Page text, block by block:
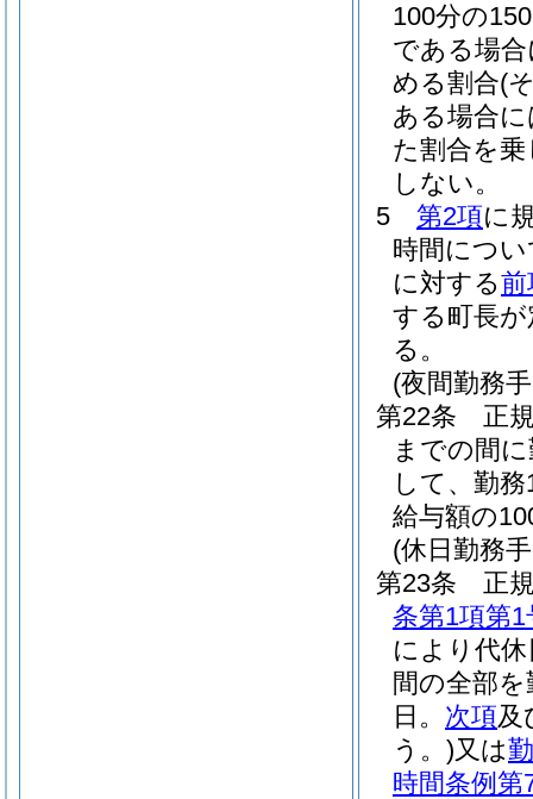
100分の150
である場
める割合(
ある場合
た割合を
しない。
5
第2項に
時間につ
に対する前
する町長
る。
(夜間勤務
第22条
正
までの間
して、勤
給与額の
(休日勤務
第23条
正
条第1項第1
により代
間の全部
日。 次項及
う。)又は
時間条例第